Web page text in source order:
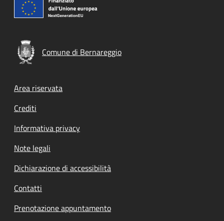
Comune di Bernareggio
Footer menu
Area riservata
Crediti
Informativa privacy
Note legali
Dichiarazione di accessibilità
Contatti
Prenotazione appuntamento